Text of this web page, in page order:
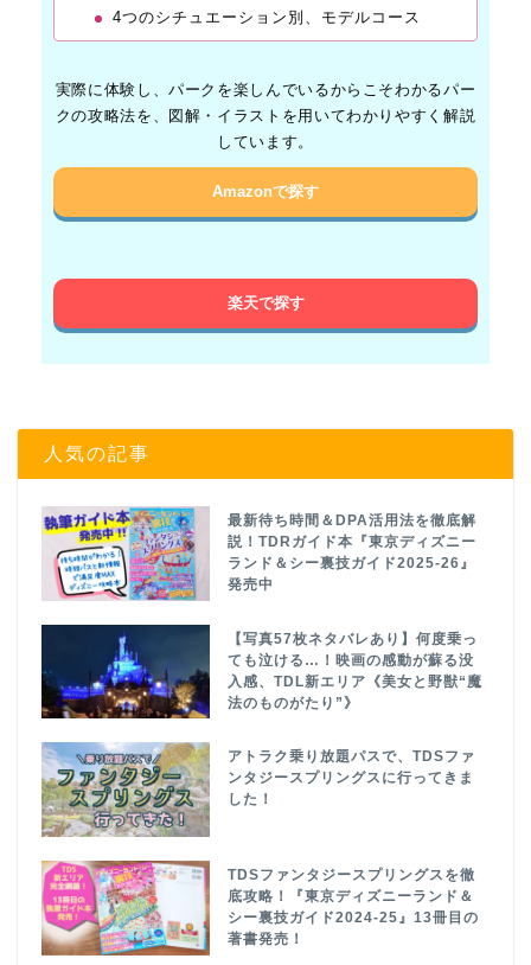
4つのシチュエーション別、モデルコース
実際に体験し、パークを楽しんでいるからこそわかるパー
クの攻略法を、図解・イラストを用いてわかりやすく解説
しています。
Amazonで探す
楽天で探す
人気の記事
最新待ち時間＆DPA活用法を徹底解
説！TDRガイド本『東京ディズニー
ランド＆シー裏技ガイド2025-26』
発売中
【写真57枚ネタバレあり】何度乗っ
ても泣ける…！映画の感動が蘇る没
入感、TDL新エリア《美女と野獣“魔
法のものがたり”》
アトラク乗り放題パスで、TDSファ
ンタジースプリングスに行ってきま
した！
TDSファンタジースプリングスを徹
底攻略！『東京ディズニーランド＆
シー裏技ガイド2024-25』13冊目の
著書発売！